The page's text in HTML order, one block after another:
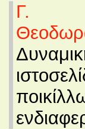
Γ.